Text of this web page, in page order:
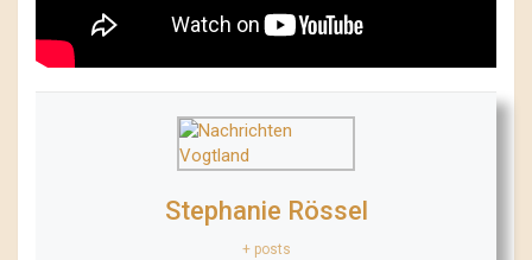
Stephanie Rössel
+ posts